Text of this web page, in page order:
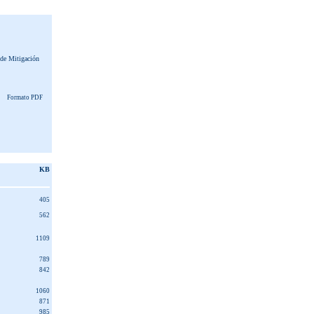
Mitigación
Formato PDF
KB
405
562
1109
789
842
1060
871
985